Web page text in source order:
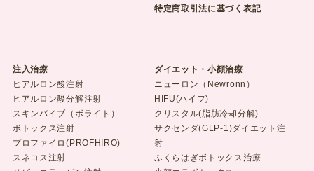
特定商取引法に基づく表記
注入治療
ヒアルロン酸注射
ヒアルロン酸分解注射
スキンバイブ（ボライト）
ボトックス注射
プロファイロ(PROFHIRO)
スネコス注射
ダイエット・小顔治療
ニューロン（Newronn）
HIFU(ハイフ)
クリスタル(脂肪冷却分解)
サクセンダ(GLP-1)ダイエット注
射
ふくらはぎボトックス治療